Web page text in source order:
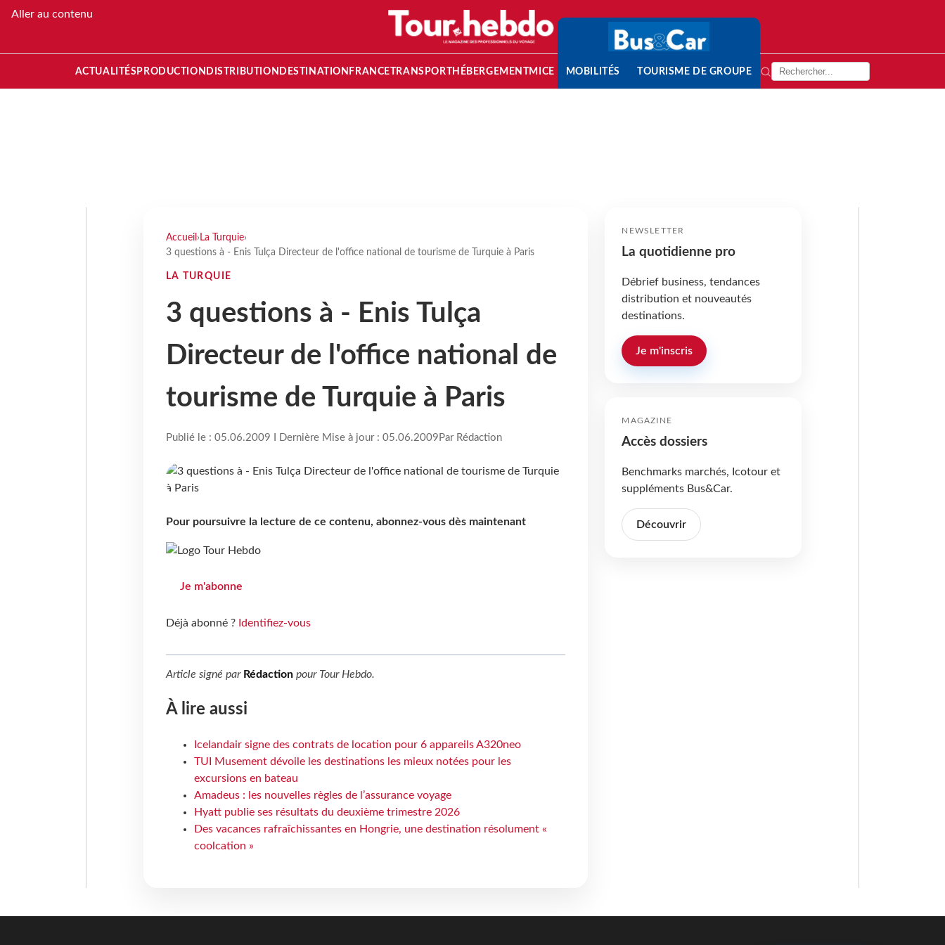
Aller au contenu
ACTUALITÉS PRODUCTION DISTRIBUTION DESTINATION FRANCETRANSPORT HÉBERGEMENTMICE MOBILITÉS TOURISME DE GROUPE
Accueil › La Turquie›
3 questions à - Enis Tulça Directeur de l'office national de tourisme de Turquie à Paris
LA TURQUIE
3 questions à - Enis Tulça
Directeur de l'office national de
tourisme de Turquie à Paris
Publié le : 05.06.2009 I Dernière Mise à jour : 05.06.2009 Par Rédaction
Pour poursuivre la lecture de ce contenu, abonnez-vous dès maintenant
Je m'abonne
Déjà abonné ? Identifiez-vous
Article signé par Rédactionpour Tour Hebdo.
À lire aussi
Icelandair signe des contrats de location pour 6 appareils A320neo
TUI Musement dévoile les destinations les mieux notées pour les
excursions en bateau
Amadeus : les nouvelles règles de l’assurance voyage
Hyatt publie ses résultats du deuxième trimestre 2026
Des vacances rafraîchissantes en Hongrie, une destination résolument «
coolcation »
NEWSLETTER
La quotidienne pro
Débrief business, tendances
distribution et nouveautés
destinations.
Je m'inscris
MAGAZINE
Accès dossiers
Benchmarks marchés, Icotour et
suppléments Bus&Car.
Découvrir